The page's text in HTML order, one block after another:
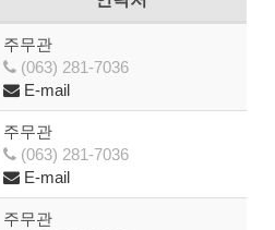
주무관
(063) 281-7036
E-mail
주무관
(063) 281-7036
E-mail
주무관